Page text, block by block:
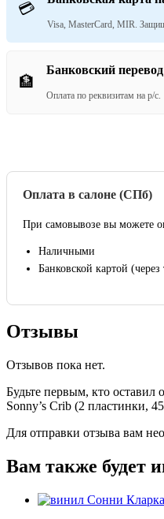
💳
Visa, MasterCard, MIR.
🏦
Банковский перевод
Оплата по реквизитам на р/с.
Оплата в салоне (СПб)
При самовывозе вы можете
Наличными
Банковской картой
Отзывы
Отзывов пока нет.
Будьте первым, кто
Sonny’s Crib (2 пластинки,
Для отправки отзыва вам
Вам также будет